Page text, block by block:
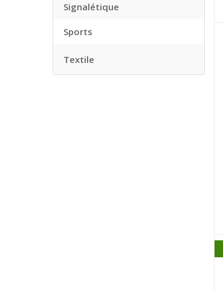
Signalétique
Sports
Textile